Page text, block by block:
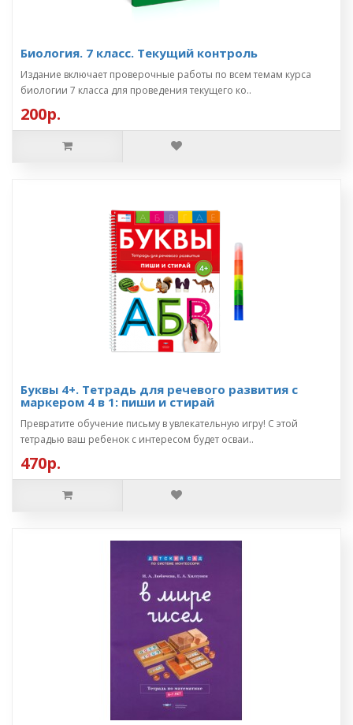
Биология. 7 класс. Текущий контроль
Издание включает проверочные работы по всем темам курса
биологии 7 класса для проведения текущего ко..
200р.
Буквы 4+. Тетрадь для речевого развития с
маркером 4 в 1: пиши и стирай
Превратите обучение письму в увлекательную игру! С этой
тетрадью ваш ребенок с интересом будет осваи..
470р.